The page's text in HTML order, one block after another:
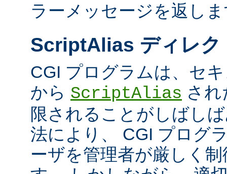
ラーメッセージを返し
ScriptAlias ディレク
CGI プログラムは、セ
から ScriptAlias さ
限されることがしばし
法により、 CGI プログ
ーザを管理者が厳しく